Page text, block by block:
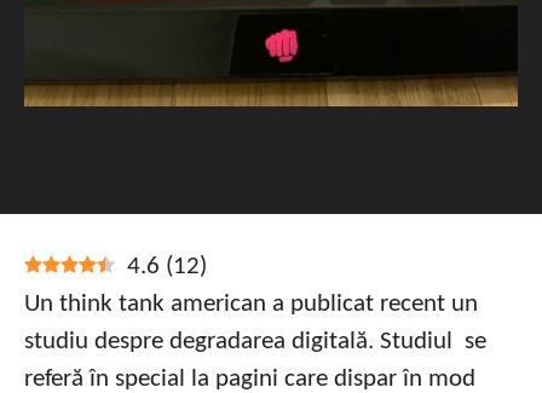
4.6 (12)
Un think tank american a publicat recent un
studiu despre degradarea digitală. Studiul se
referă în special la pagini care dispar în mod